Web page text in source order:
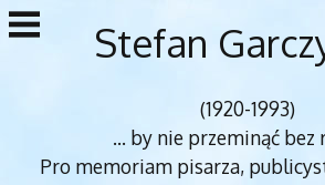
Przejdź
do
Stefan
(1920-1993)
... by nie przeminąć bez
Pro memoriam pisarza,